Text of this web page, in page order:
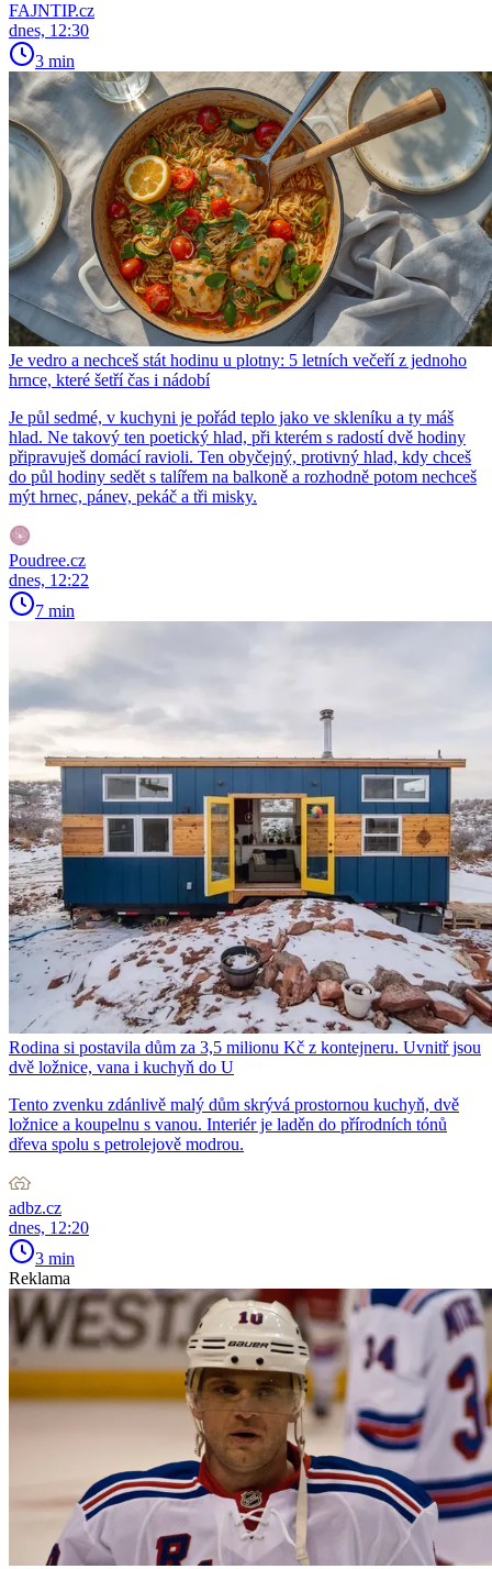
FAJNTIP.cz
dnes, 12:30
3 min
Je vedro a nechceš stát hodinu u plotny: 5 letních večeří z jednoho
hrnce, které šetří čas i nádobí
Je půl sedmé, v kuchyni je pořád teplo jako ve skleníku a ty máš
hlad. Ne takový ten poetický hlad, při kterém s radostí dvě hodiny
připravuješ domácí ravioli. Ten obyčejný, protivný hlad, kdy chceš
do půl hodiny sedět s talířem na balkoně a rozhodně potom nechceš
mýt hrnec, pánev, pekáč a tři misky.
Poudree.cz
dnes, 12:22
7 min
Rodina si postavila dům za 3,5 milionu Kč z kontejneru. Uvnitř jsou
dvě ložnice, vana i kuchyň do U
Tento zvenku zdánlivě malý dům skrývá prostornou kuchyň, dvě
ložnice a koupelnu s vanou. Interiér je laděn do přírodních tónů
dřeva spolu s petrolejově modrou.
adbz.cz
dnes, 12:20
3 min
Reklama